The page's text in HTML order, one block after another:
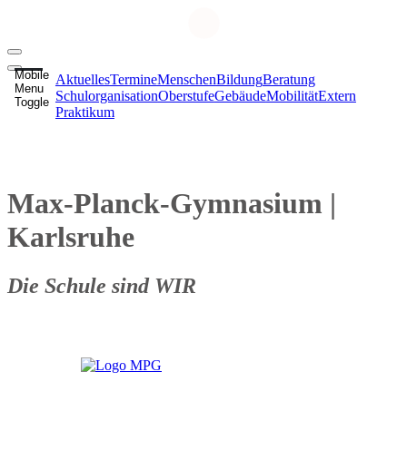
Mobile
Menu
Toggle
AktuellesTermineMenschenBildungBeratung
SchulorganisationOberstufeGebäudeMobilitätExtern
Praktikum
Max-Planck-Gymnasium |
Karlsruhe
Die Schule sind WIR